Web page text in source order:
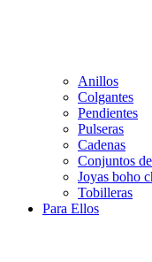
Anillos
Colgantes
Pendientes
Pulseras
Cadenas
Conjuntos
Joyas boho
Tobilleras
Para Ellos